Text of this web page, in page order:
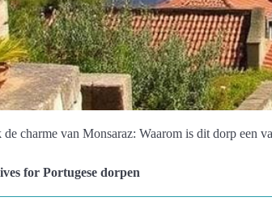
de charme van Monsaraz: Waarom is dit dorp een
for Portugese dorpen